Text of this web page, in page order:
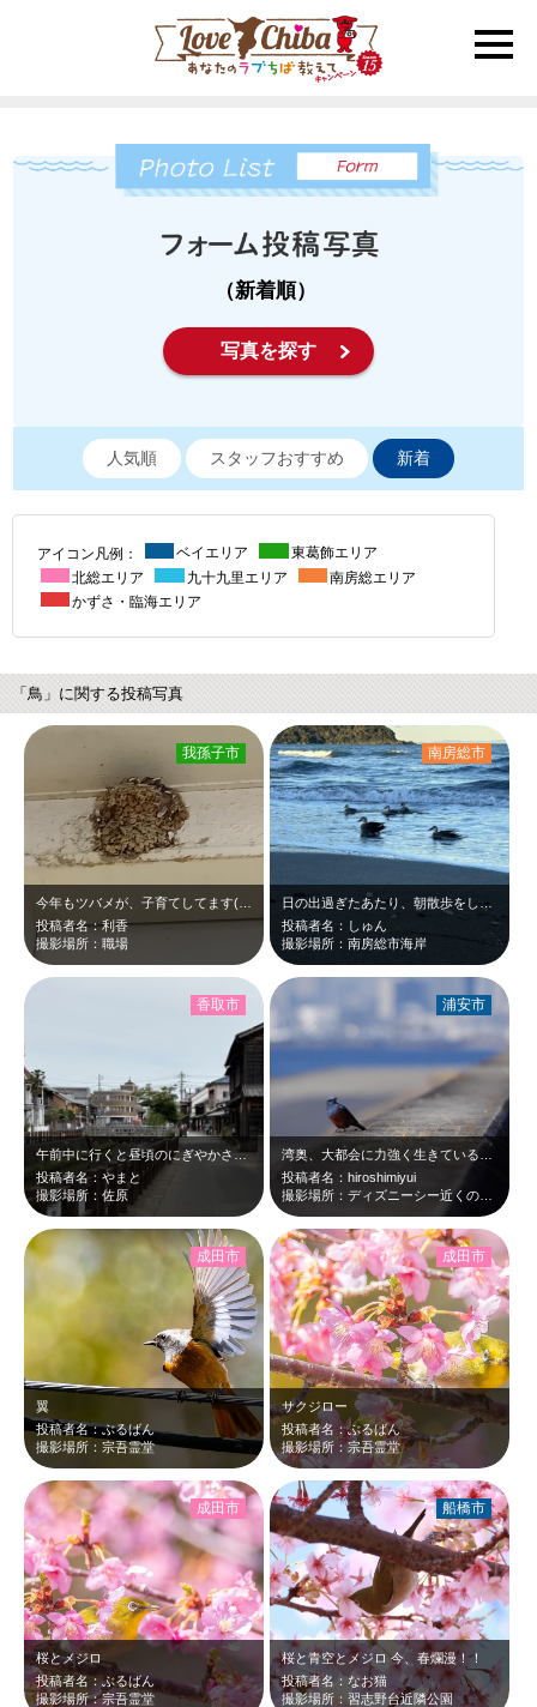
toggle
（新着順）
写真を探す
人気順 スタッフおすすめ 新着
アイコン凡例： ベイエリア
東葛飾エリア
北総エリア
九十九里エリア
南房総エリア
かずさ・臨海エリア
「鳥」に関する投稿写真
今年もツバメが、子育てしてます(*^_^*)
投稿者名：利香
撮影場所：職場
我孫子市
日の出過ぎたあたり、朝散歩をしていると鴨の群れがいて、朝から気持ちよさそうでし…
投稿者名：しゅん
撮影場所：南房総市海岸
南房総市
午前中に行くと昼頃のにぎやかさとはまた違くて静かで落ち着いた町並みが感じられま…
投稿者名：やまと
撮影場所：佐原
香取市
投稿者名：hiroshimiyui
撮影場所：ディズニーシー近くの海岸
浦安市
翼
投稿者名：ぶるばん
撮影場所：宗吾霊堂
成田市
サクジロー
投稿者名：ぶるばん
撮影場所：宗吾霊堂
成田市
桜とメジロ
投稿者名：ぶるばん
撮影場所：宗吾霊堂
成田市
桜と青空とメジロ 今、春爛漫！！
投稿者名：なお猫
撮影場所：習志野台近隣公園
船橋市